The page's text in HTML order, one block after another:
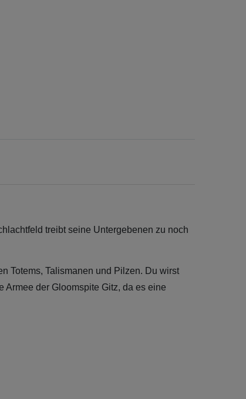
treibt seine Untergebenen zu noch
Totems, Talismanen und Pilzen. Du wirst
der Gloomspite Gitz, da es eine